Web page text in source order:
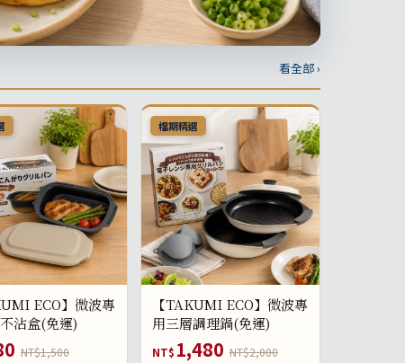
看全部 ›
ECO】微波專
沾盒(免運)
NT$1,500
檔期精選
【TAKUMI ECO】微波專
用三層調理鍋(免運)
NT$ 1,480 NT$2,000